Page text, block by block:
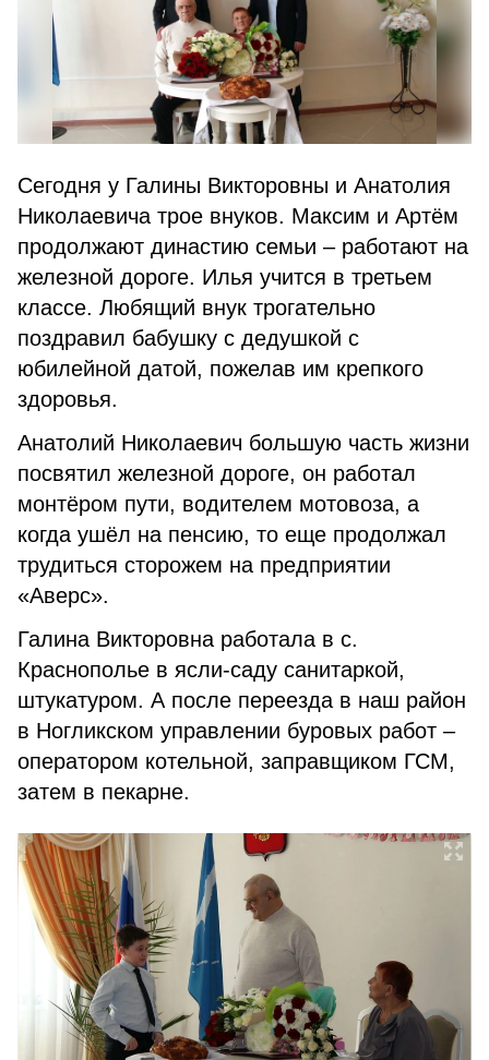
Сегодня у Галины Викторовны и Анатолия
Николаевича трое внуков. Максим и Артём
продолжают династию семьи – работают на
железной дороге. Илья учится в третьем
классе. Любящий внук трогательно
поздравил бабушку с дедушкой с
юбилейной датой, пожелав им крепкого
здоровья.
Анатолий Николаевич большую часть жизни
посвятил железной дороге, он работал
монтёром пути, водителем мотовоза, а
когда ушёл на пенсию, то еще продолжал
трудиться сторожем на предприятии
«Аверс».
Галина Викторовна работала в с.
Краснополье в ясли-саду санитаркой,
штукатуром. А после переезда в наш район
в Ногликском управлении буровых работ –
оператором котельной, заправщиком ГСМ,
затем в пекарне.